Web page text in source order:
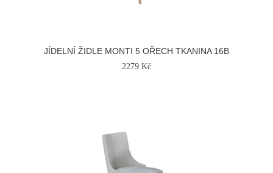
JÍDELNÍ ŽIDLE MONTI 5 OŘECH TKANINA 16B
2279 Kč